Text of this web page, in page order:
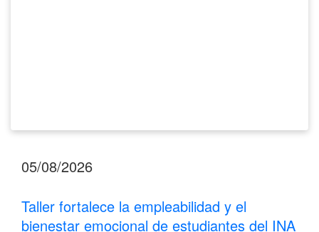
05/08/2026
Taller fortalece la empleabilidad y el
bienestar emocional de estudiantes del INA